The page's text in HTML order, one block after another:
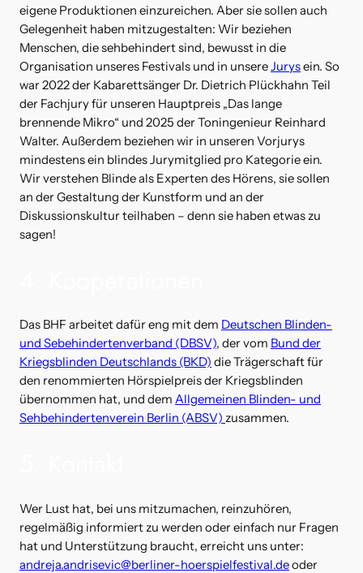
eigene Produktionen einzureichen. Aber sie sollen auch
Gelegenheit haben mitzugestalten: Wir beziehen
Menschen, die sehbehindert sind, bewusst in die
Organisation unseres Festivals und in unsereJurysein. So
war 2022 der Kabarettsänger Dr. Dietrich Plückhahn Teil
der Fachjury für unseren Hauptpreis „Das lange
brennende Mikro“ und 2025 der Toningenieur Reinhard
Walter. Außerdem beziehen wir in unseren Vorjurys
mindestens ein blindes Jurymitglied pro Kategorie ein.
Wir verstehen Blinde als Experten des Hörens, sie sollen
an der Gestaltung der Kunstform und an der
Diskussionskultur teilhaben – denn sie haben etwas zu
sagen!
Das BHF arbeitet dafür eng mit dem Deutschen Blinden-
und Sebehindertenverband (DBSV), der vom Bund der
Kriegsblinden Deutschlands (BKD) die Trägerschaft für
den renommierten Hörspielpreis der Kriegsblinden
übernommen hat, und dem Allgemeinen Blinden- und
Sehbehindertenverein Berlin (ABSV) zusammen.
Wer Lust hat, bei uns mitzumachen, reinzuhören,
regelmäßig informiert zu werden oder einfach nur Fragen
hat und Unterstützung braucht, erreicht uns unter:
andreja.andrisevic@berliner-hoerspielfestival.deoder